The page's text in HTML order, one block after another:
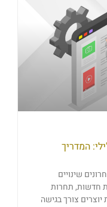
המדריך
שינויים
חדשות, תחרות
צורך בגישה